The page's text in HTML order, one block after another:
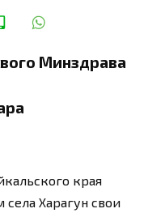
Минздрава
края
Харагун свои